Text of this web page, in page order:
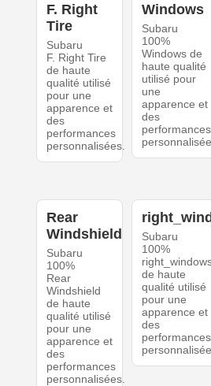
F. Right
Tire
Subaru
F. Right Tire
de haute
qualité utilisé
pour une
apparence et
des
performances
personnalisées.
Windows
Subaru
100%
Windows de
haute qualité
utilisé pour
une
apparence et
des
performances
Rear
Windshield
Subaru
100%
Rear
Windshield
de haute
qualité utilisé
pour une
apparence et
des
performances
personnalisées.
Subaru
100%
de haute
qualité utilisé
pour une
apparence et
des
performances